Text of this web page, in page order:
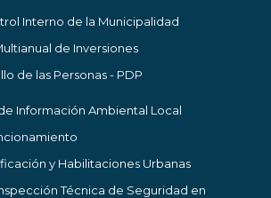
Interno de la Municipalidad
de Inversiones
de las Personas - PDP
Información Ambiental Local
y Habilitaciones Urbanas
Técnica de Seguridad en